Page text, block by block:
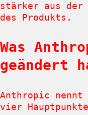
stärker aus der
des Produkts.
Was
geändert
Anthropic nennt
vier